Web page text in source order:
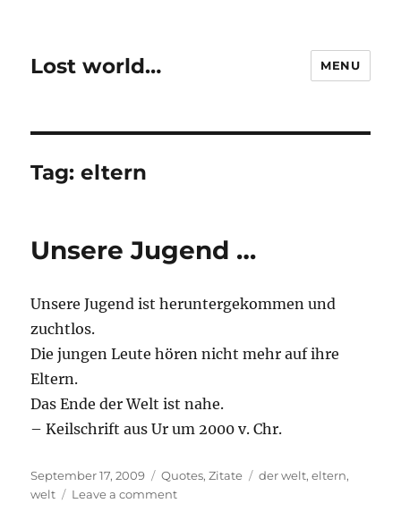
Lost world… MENU
Tag:eltern
Unsere Jugend …
Unsere Jugend ist heruntergekommen und
zuchtlos.
Die jungen Leute hören nicht mehr auf ihre
Eltern.
Das Ende der Welt ist nahe.
– Keilschrift aus Ur um 2000 v. Chr.
Posted
on
September 17, 2009 Categories
Quotes,Zitate Tags
der welt,eltern,
welt
Leave a commenton